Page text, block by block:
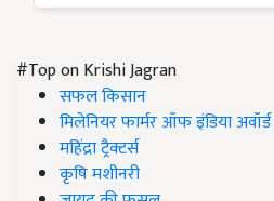
#Top on Krishi Jagran
सफल किसान
मिलेनियर फार्मर ऑफ इंडिया अवॉर्ड
महिंद्रा ट्रैक्टर्स
कृषि मशीनरी